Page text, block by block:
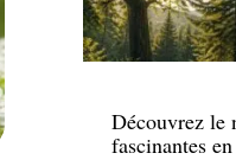
Fleurs
Découvrez le
fascinantes